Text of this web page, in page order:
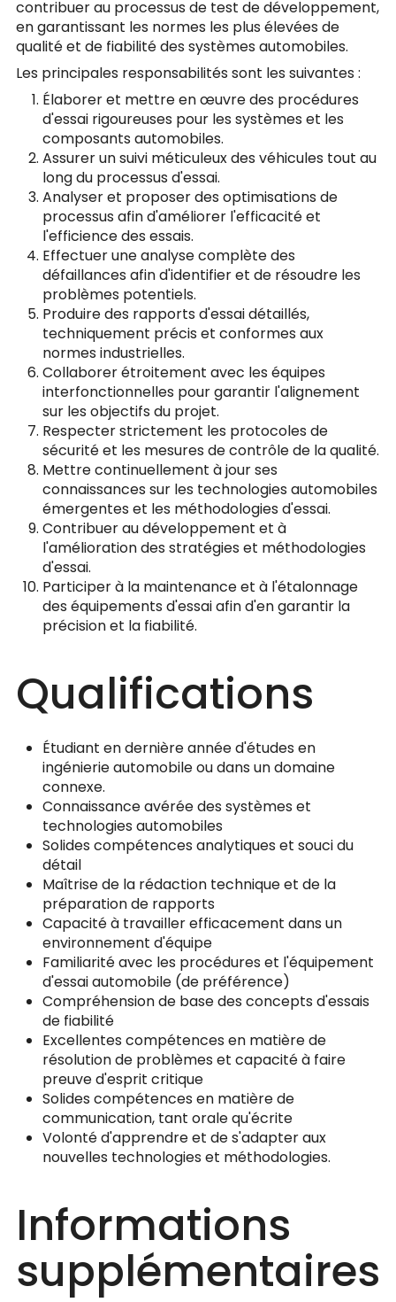
contribuer au processus de test de développement,
en garantissant les normes les plus élevées de
qualité et de fiabilité des systèmes automobiles.
Les principales responsabilités sont les suivantes :
Élaborer et mettre en œuvre des procédures
d'essai rigoureuses pour les systèmes et les
composants automobiles.
Assurer un suivi méticuleux des véhicules tout au
long du processus d'essai.
Analyser et proposer des optimisations de
processus afin d'améliorer l'efficacité et
l'efficience des essais.
Effectuer une analyse complète des
défaillances afin d'identifier et de résoudre les
problèmes potentiels.
Produire des rapports d'essai détaillés,
techniquement précis et conformes aux
normes industrielles.
Collaborer étroitement avec les équipes
interfonctionnelles pour garantir l'alignement
sur les objectifs du projet.
Respecter strictement les protocoles de
sécurité et les mesures de contrôle de la qualité.
Mettre continuellement à jour ses
connaissances sur les technologies automobiles
émergentes et les méthodologies d'essai.
Contribuer au développement et à
l'amélioration des stratégies et méthodologies
d'essai.
Participer à la maintenance et à l'étalonnage
des équipements d'essai afin d'en garantir la
précision et la fiabilité.
Qualifications
Étudiant en dernière année d'études en
ingénierie automobile ou dans un domaine
connexe.
Connaissance avérée des systèmes et
technologies automobiles
Solides compétences analytiques et souci du
détail
Maîtrise de la rédaction technique et de la
préparation de rapports
Capacité à travailler efficacement dans un
environnement d'équipe
Familiarité avec les procédures et l'équipement
d'essai automobile (de préférence)
Compréhension de base des concepts d'essais
de fiabilité
Excellentes compétences en matière de
résolution de problèmes et capacité à faire
preuve d'esprit critique
Solides compétences en matière de
communication, tant orale qu'écrite
Volonté d'apprendre et de s'adapter aux
nouvelles technologies et méthodologies.
Informations
supplémentaires